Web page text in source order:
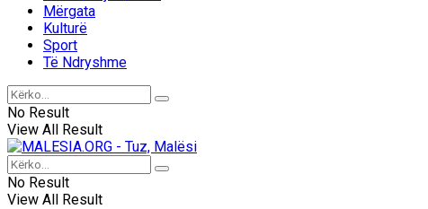
Mërgata
Kulturë
Sport
Të Ndryshme
No Result
View All Result
No Result
View All Result